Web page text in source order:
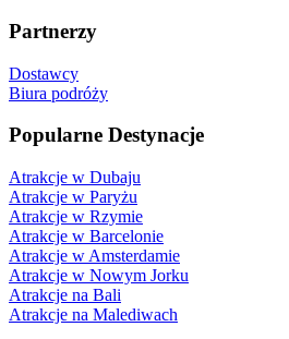
Partnerzy
Dostawcy
Biura podróży
Popularne Destynacje
Atrakcje w Dubaju
Atrakcje w Paryżu
Atrakcje w Rzymie
Atrakcje w Barcelonie
Atrakcje w Amsterdamie
Atrakcje w Nowym Jorku
Atrakcje na Bali
Atrakcje na Malediwach